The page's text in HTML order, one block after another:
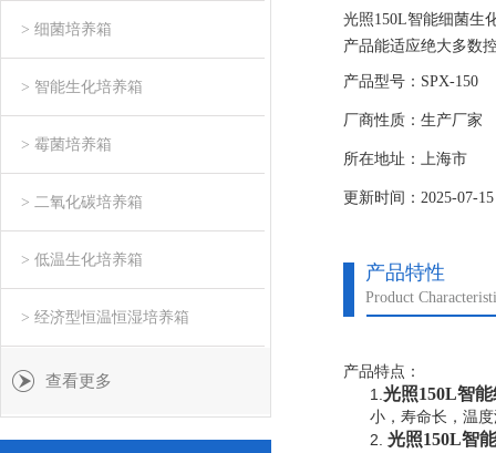
光照150L智能细菌生
产品能适应绝大多数
整定，此时At指示灯
产品型号：SPX-150
厂商性质：生产厂家
所在地址：上海市
更新时间：2025-07-15
产品特性
Product
产品特点：
1. 光照150L智
小，寿命长，温
2. 光照150L智
> 细菌培养箱
> 智能生化培养箱
> 霉菌培养箱
> 二氧化碳培养箱
> 低温生化培养箱
> 经济型恒温恒湿培养箱
查看更多